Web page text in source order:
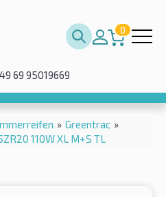
0
69 95019669
» Greentrac »
110W XL M+S TL